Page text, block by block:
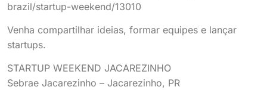
brazil/startup-weekend/13010
Venha compartilhar ideias, formar equipes e lançar
startups.
STARTUP WEEKEND JACAREZINHO
Sebrae Jacarezinho – Jacarezinho, PR